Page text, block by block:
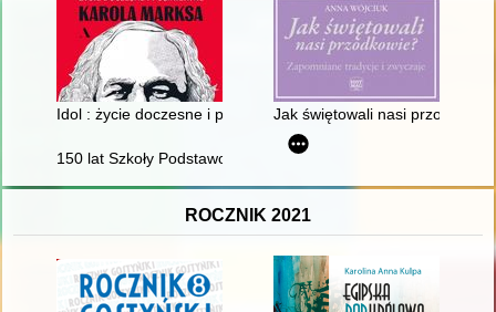
Idol : życie doczesne i pośmiertne Karola Marksa
Jak świętowali nasi
150 lat Szkoły Podstawowej w Trzcianie : 1875-2025 :
ROCZNIK 2021